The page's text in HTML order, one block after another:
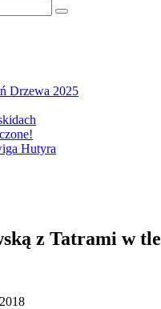
Drzewa 2025
Hutyra
z Tatrami w tle